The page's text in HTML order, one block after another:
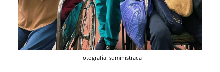
Fotografía: suministrada